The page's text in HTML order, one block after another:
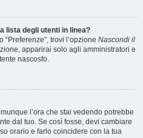
lista degli utenti in linea?
trovi l’opzione Nascondi il
apparirai solo agli amministratori e
nascosto.
l’ora che stai vedendo potrebbe
dal tuo. Se così fosse, devi cambiare
orario e farlo coincidere con la tua